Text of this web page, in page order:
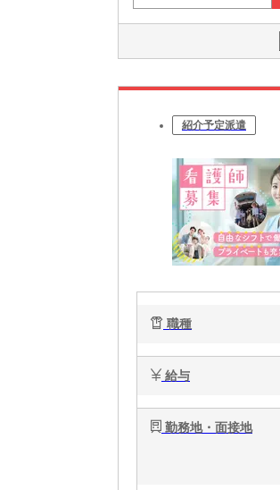
紹介予定派遣
職種
給与
勤務地・面接地